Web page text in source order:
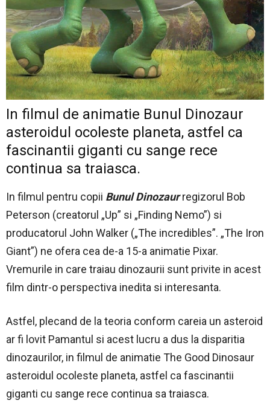
In filmul de animatie Bunul Dinozaur
asteroidul ocoleste planeta, astfel ca
fascinantii giganti cu sange rece
continua sa traiasca.
In filmul pentru copii Bunul Dinozaurregizorul Bob
Peterson (creatorul „Up” si „Finding Nemo”) si
producatorul John Walker („The incredibles”. „The Iron
Giant”) ne ofera cea de-a 15-a animatie Pixar.
Vremurile in care traiau dinozaurii sunt privite in acest
film dintr-o perspectiva inedita si interesanta.
Astfel, plecand de la teoria conform careia un asteroid
ar fi lovit Pamantul si acest lucru a dus la disparitia
dinozaurilor, in filmul de animatie The Good Dinosaur
asteroidul ocoleste planeta, astfel ca fascinantii
giganti cu sange rece continua sa traiasca.